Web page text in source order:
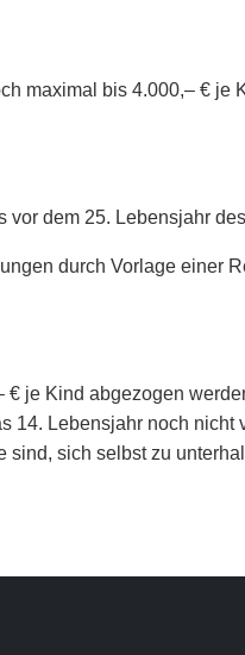
maximal bis 4.000,– € je
dem 25. Lebensjahr
durch Vorlage einer
je Kind abgezogen
14. Lebensjahr noch
sich selbst zu